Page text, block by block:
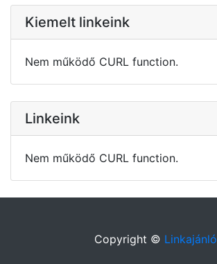
Kiemelt linkeink
Nem működő CURL function.
Linkeink
Nem működő CURL function.
Copyright © Linkajánló